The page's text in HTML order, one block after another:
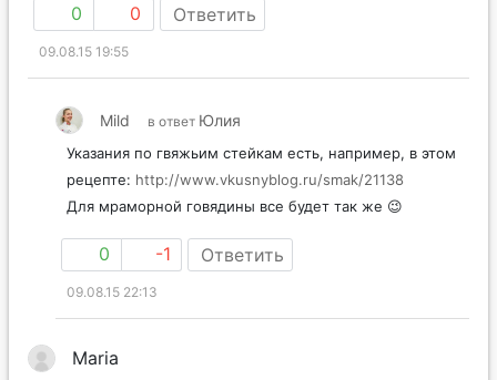
0 0 Ответить
09.08.15 19:55
Mild в ответ Юлия
Указания по гвяжьим стейкам есть, например, в этом
рецепте: http://www.vkusnyblog.ru/smak/21138
Для мраморной говядины все будет так же 😉
0 -1 Ответить
09.08.15 22:13
Maria